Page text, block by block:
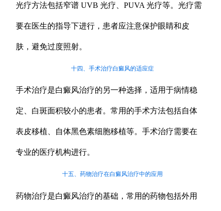
光疗方法包括窄谱 UVB 光疗、PUVA 光疗等。光疗需
要在医生的指导下进行，患者应注意保护眼睛和皮
肤，避免过度照射。
十四、手术治疗白癜风的适应症
手术治疗是白癜风治疗的另一种选择，适用于病情稳
定、白斑面积较小的患者。常用的手术方法包括自体
表皮移植、自体黑色素细胞移植等。手术治疗需要在
专业的医疗机构进行。
十五、药物治疗在白癜风治疗中的应用
药物治疗是白癜风治疗的基础，常用的药物包括外用